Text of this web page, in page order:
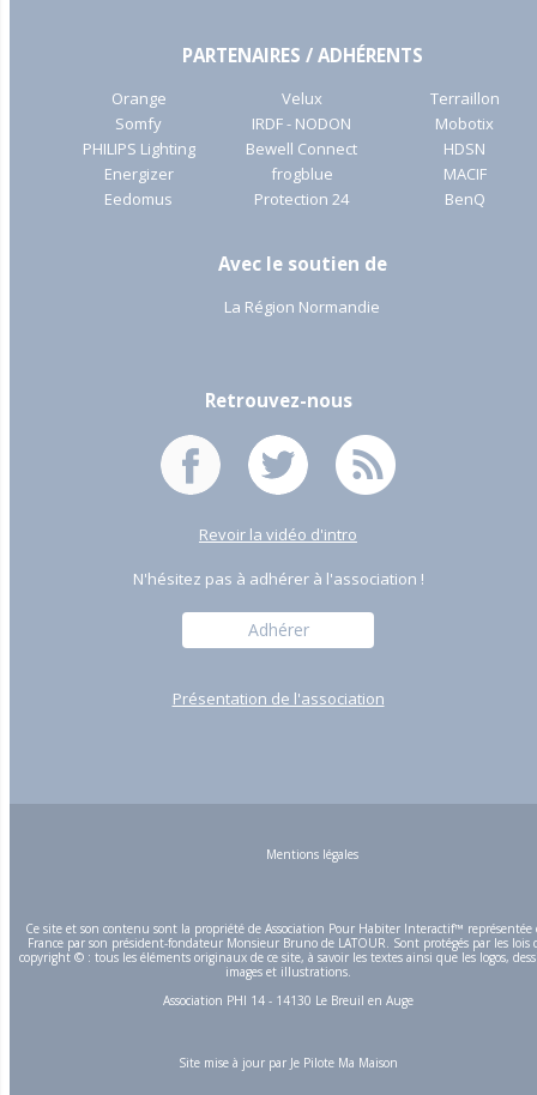
PARTENAIRES / ADHÉRENTS
Orange
Somfy
PHILIPS Lighting
Energizer
Eedomus
Velux
IRDF - NODON
Bewell Connect
frogblue
Protection 24
Terraillon
Mobotix
HDSN
MACIF
BenQ
Avec le soutien de
La Région Normandie
Retrouvez-nous
Revoir la vidéo d'intro
N'hésitez pas à adhérer à l'association !
Adhérer
Présentation de l'association
Mentions légales
Ce site et son contenu sont la propriété de Association Pour Habiter Interactif™ représentée
France par son président-fondateur Monsieur Bruno de LATOUR. Sont protégés par les lois
copyright © : tous les éléments originaux de ce site, à savoir les textes ainsi que les logos,
images et illustrations.
Association PHI 14 - 14130 Le Breuil en Auge
Site mise à jour par Je Pilote Ma Maison